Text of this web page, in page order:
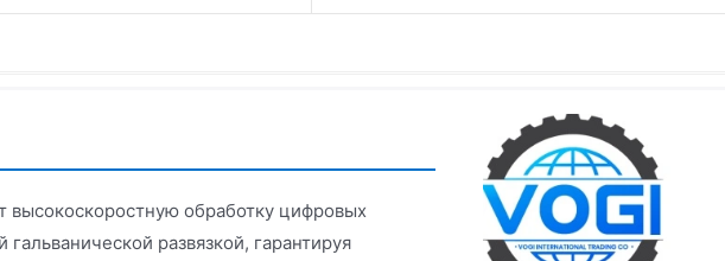
обработку цифровых
развязкой, гарантируя